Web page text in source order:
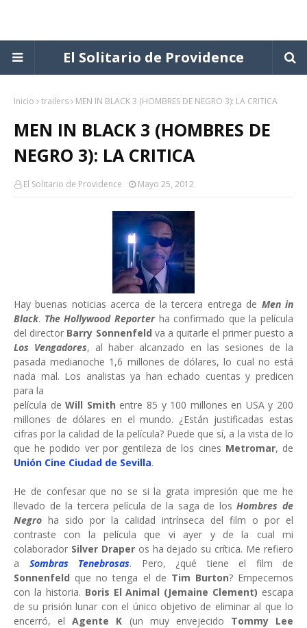
El Solitario de Providence
Inicio trailers MEN IN BLACK 3 (HOMBRES DE NEGRO 3): LA CRITICA
MEN IN BLACK 3 (HOMBRES DE
NEGRO 3): LA CRITICA
El Solitario de Providence Mayo 25, 2012
Hay buenas noticias acerca de la tercera entrega de Men in
Black. The Hollywood Reporterha confirmado que la película
del director Barry Sonnenfeld va a quitarle el primer puesto a
Los Vengadores, al haber alcanzado en las sesiones de la
pasada medianoche 1,6 millones de dólares, lo cual no está
nada mal. Los analistas ya han echado cuentas y predicen
para la
película deWill Smith entre 85 y 100 millones en USA y 200
millones de dólares en el mundo. ¿Están justificadas estas
cifras por la calidad de la película? Puede que sí, a la vista de lo
que he podido ver por gentileza de los cines Metromar, de
Unión Cine Ciudad de Sevilla.
He de confesar que no se si la grata impresión que me he
llevado de la tercera película de la saga de losHombres de
Negro ha sido por la calidad intrínseca del film o por el
contraste con la película que vi ayer y de la cual mi
colaborador Silver Draperos ha dejado su crítica. Me refiero
a Sombras Tenebrosas. Pero, ¿qué tiene el film de
Sonnenfeld que no tenga el de Tim Burton? Empecemos
con la historia. Boris El Animal (Jemaine Clement) escapa
de su prisión lunar con el único objetivo de eliminar al que lo
encerró, elAgente K (un muy envejecido Tommy Lee